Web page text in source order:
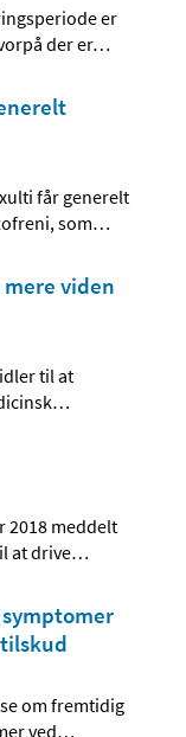
er
der er…
får generelt
som…
viden
til at
…
2018 meddelt
at drive…
om fremtidig
ved…